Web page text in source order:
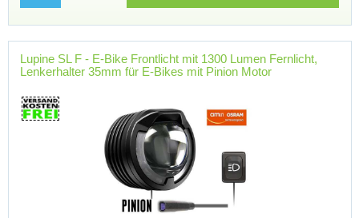
Lupine SL F - E-Bike Frontlicht mit 1300 Lumen Fernlicht,
Lenkerhalter 35mm für E-Bikes mit Pinion Motor